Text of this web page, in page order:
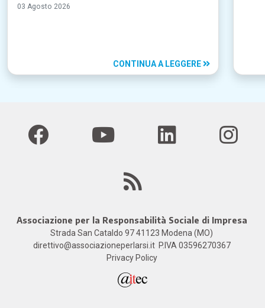
03 Agosto 2026
CONTINUA A LEGGERE
Comunicare oggi:
opportunità e rischi di un
sovraffollamento mediatico
Associazione per la Responsabilità Sociale di Impresa
Strada San Cataldo 9741123 Modena (MO)
direttivo@associazioneperlarsi.it P.IVA 03596270367
Privacy Policy